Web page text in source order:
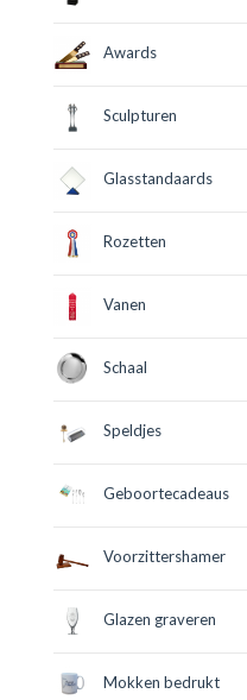
Awards
Sculpturen
Glasstandaards
Rozetten
Vanen
Schaal
Speldjes
Geboortecadeaus
Voorzittershamer
Glazen graveren
Mokken bedrukt